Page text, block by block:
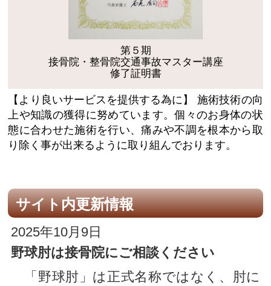
第５期
接骨院・整骨院交通事故マスター講座
修了証明書
【より良いサービスを提供する為に】
施術技術の向
上や知識の獲得に努めています。個々のお身体の状
態に合わせた施術を行い、痛みや不調を根本から取
り除く事が出来るように取り組んでおります。
サイト内更新情報
2025年10月9日
野球肘は接骨院にご相談ください
「野球肘」は正式名称ではなく、肘に